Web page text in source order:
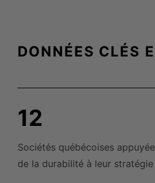
DONNÉES CLÉS
12
Sociétés québécoises
de la durabilité à leur stratégie